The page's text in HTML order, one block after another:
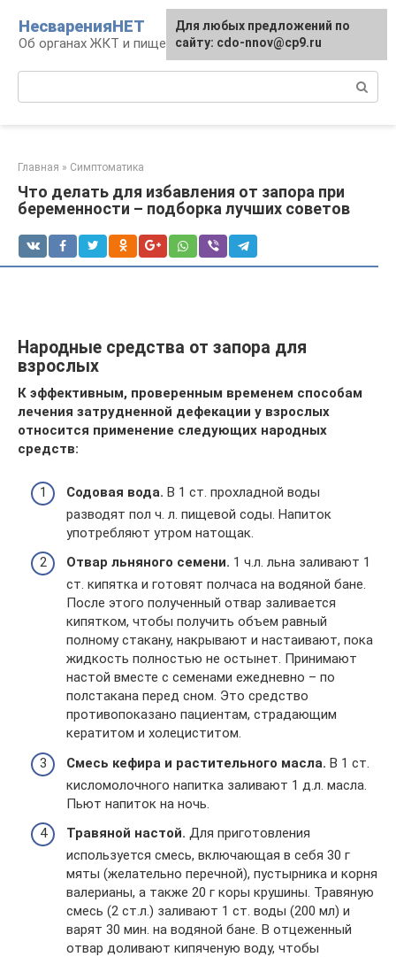
контенту
НесваренияНЕТ
Об органах ЖКТ и пищеварении
Главная » Симптоматика
Что делать для избавления от запора при
беременности – подборка лучших советов
Народные средства от запора для
взрослых
К эффективным, проверенным временем способам
лечения затрудненной дефекации у взрослых
относится применение следующих народных
средств:
Содовая вода. В 1 ст. прохладной воды
разводят пол ч. л. пищевой соды. Напиток
употребляют утром натощак.
Отвар льняного семени. 1 ч.л. льна заливают 1
ст. кипятка и готовят полчаса на водяной бане.
После этого полученный отвар заливается
кипятком, чтобы получить объем равный
полному стакану, накрывают и настаивают, пока
жидкость полностью не остынет. Принимают
настой вместе с семенами ежедневно – по
полстакана перед сном. Это средство
противопоказано пациентам, страдающим
кератитом и холециститом.
Смесь кефира и растительного масла. В 1 ст.
кисломолочного напитка заливают 1 д.л. масла.
Пьют напиток на ночь.
Травяной настой. Для приготовления
используется смесь, включающая в себя 30 г
мяты (желательно перечной), пустырника и корня
валерианы, а также 20 г коры крушины. Травяную
смесь (2 ст.л.) заливают 1 ст. воды (200 мл) и
варят 30 мин. на водяной бане. В отцеженный
отвар доливают кипяченую воду, чтобы
Для любых предложений по
сайту: cdo-nnov@cp9.ru